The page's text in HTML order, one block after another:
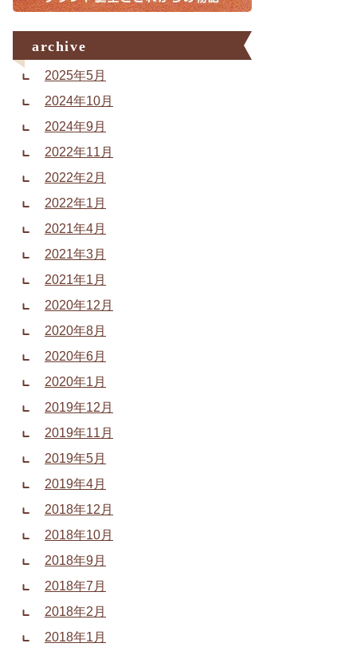
archive
2025年5月
2024年10月
2024年9月
2022年11月
2022年2月
2022年1月
2021年4月
2021年3月
2021年1月
2020年12月
2020年8月
2020年6月
2020年1月
2019年12月
2019年11月
2019年5月
2019年4月
2018年12月
2018年10月
2018年9月
2018年7月
2018年2月
2018年1月